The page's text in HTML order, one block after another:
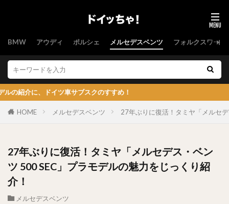
BMW アウディ ポルシェ メルセデスベンツ フォルクスワーゲ
ブスクのすすめ！
HOME メルセデスベンツ 27年ぶりに復活！タミヤ「メルセ
27年ぶりに復活！タミヤ「メルセデス・ベン
ツ 500 SEC」プラモデルの魅力をじっくり紹
介！
メルセデスベンツ